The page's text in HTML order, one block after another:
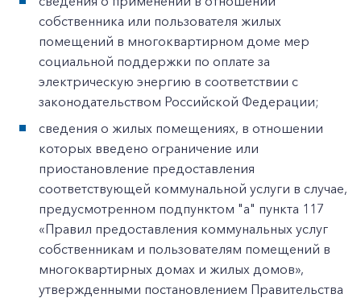
собственника или пользователя жилых
помещений в многоквартирном доме мер
социальной поддержки по оплате за
электрическую энергию в соответствии с
законодательством Российской Федерации;
сведения о жилых помещениях, в отношении
которых введено ограничение или
приостановление предоставления
соответствующей коммунальной услуги в случае,
предусмотренном подпунктом "а" пункта 117
«Правил предоставления коммунальных услуг
собственникам и пользователям помещений в
многоквартирных домах и жилых домов»,
утвержденными постановлением Правительства